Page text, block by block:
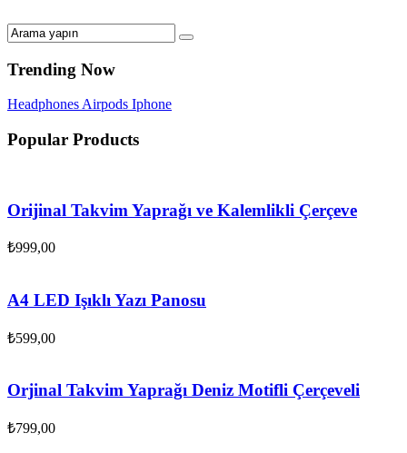
Trending Now
HeadphonesAirpods Iphone
Popular Products
Orijinal Takvim Yaprağı ve Kalemlikli Çerçeve
₺999,00
A4 LED Işıklı Yazı Panosu
₺599,00
Orjinal Takvim Yaprağı Deniz Motifli Çerçeveli
₺799,00